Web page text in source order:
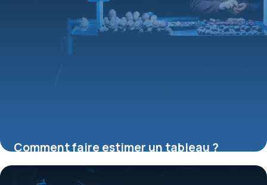
Comment faire estimer un tableau ?
16 juillet 2026